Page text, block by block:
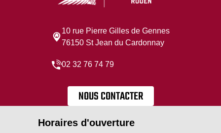
10 rue Pierre Gilles de Gennes
76150 St Jean du Cardonnay
02 32 76 74 79
NOUS CONTACTER
Horaires d'ouverture